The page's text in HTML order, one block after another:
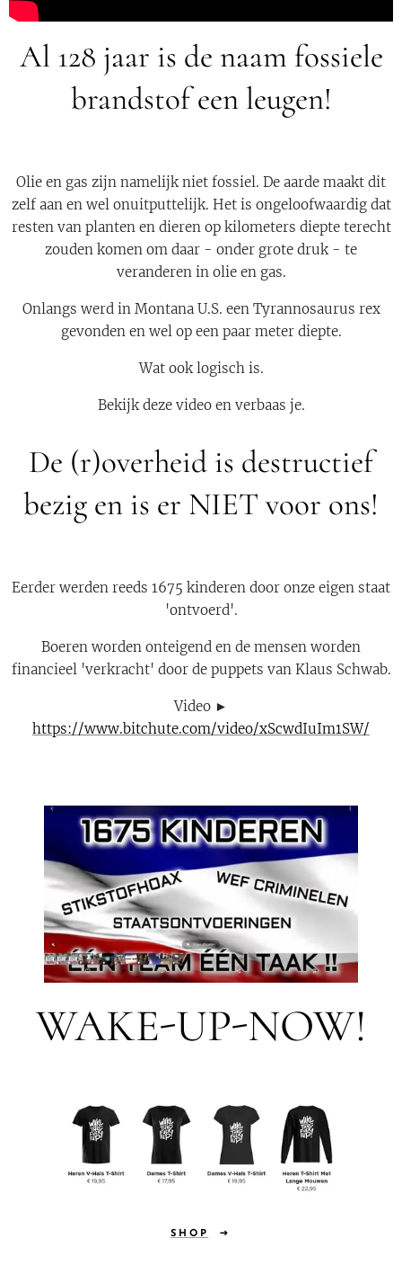
Al 128 jaar is de naam fossiele
brandstof een leugen!
Olie en gas zijn namelijk niet fossiel. De aarde maakt dit
zelf aan en wel onuitputtelijk. Het is ongeloofwaardig dat
resten van planten en dieren op kilometers diepte terecht
zouden komen om daar - onder grote druk - te
veranderen in olie en gas.
Onlangs werd in Montana U.S. een Tyrannosaurus rex
gevonden en wel op een paar meter diepte.
Wat ook logisch is.
Bekijk deze video en verbaas je.
De (r)overheid is destructief
bezig en is er NIET voor ons!
Eerder werden reeds 1675 kinderen door onze eigen staat
'ontvoerd'.
Boeren worden onteigend en de mensen worden
financieel 'verkracht' door de puppets van Klaus Schwab.
Video ►
https://www.bitchute.com/video/xScwdIuIm1SW/
WAKE-UP-NOW!
SHOP